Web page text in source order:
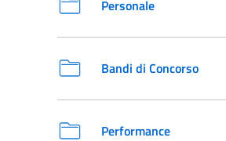
Personale
Bandi di Concorso
Performance